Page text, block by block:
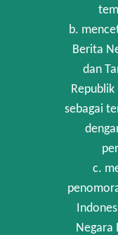
b.
Berita
dan
sebagai
c.
Negara